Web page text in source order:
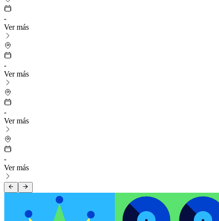
-
Ver más
-
Ver más
-
Ver más
-
Ver más